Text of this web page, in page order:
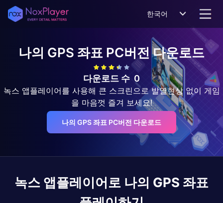
한국어
나의 GPS 좌표 PC버전 다운로드
다운로드 수 0
녹스 앱플레이어를 사용해 큰 스크린으로 발열현상 없이 게임
을 마음껏 즐겨 보세요!
나의 GPS 좌표 PC버전 다운로드
녹스 앱플레이어로 나의 GPS 좌표